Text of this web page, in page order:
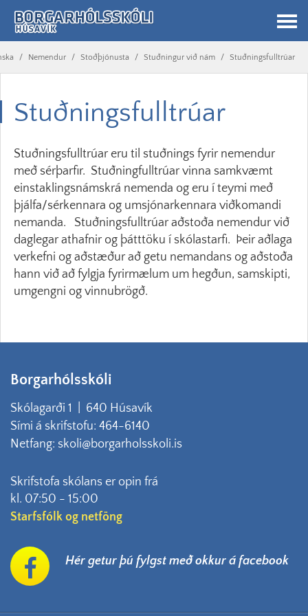
/ Nemendur / Stoðþjónusta / Stuðningur við nám / Stuðningsfulltrúar
Stuðningsfulltrúar
Stuðningsfulltrúar eru til stuðnings fyrir nemendur
með sérþarfir. Stuðningfulltrúar vinna samkvæmt
einstaklingsnámskrá nemenda og eru í teymi með
þjálfa/sérkennara og umsjónarkennara viðkomandi
nemanda. Stuðningsfulltrúar aðstoða nemendur við
daglegar athafnir og þátttöku í skólastarfi. Þeir aðlaga
verkefni og aðstæður að getu nemandans og aðstoða
hann við að fylgja fyrirmælum um hegðun, samskipti,
umgengni og vinnubrögð.
Borgarhólsskóli
Skólagarði 1 | 640 Húsavík
Sími á skrifstofu: 464-6140
Netfang: skoli@borgarholsskoli.is
Skrifstofa skólans er opin frá
kl. 07:50 - 15:00
Starfsfólk og netföng
Hér getur þú fylgst með okkur á facebook